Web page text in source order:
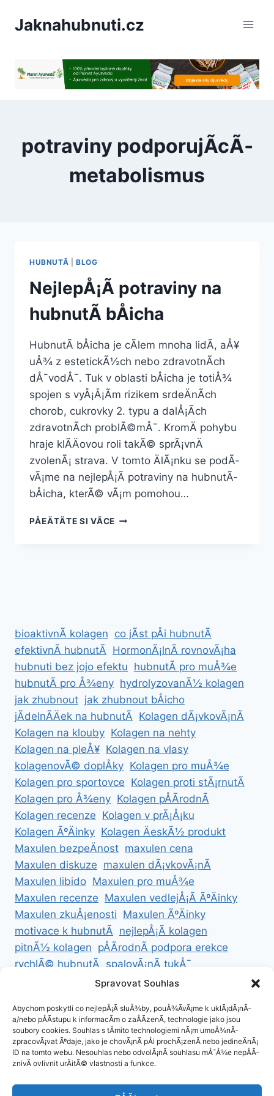
Jaknahubnuti.cz
potraviny podporujÃ­cÃ­
metabolismus
HUBNUTÃ­ BLOG
NejlepÅ¡Ã­ potraviny na
hubnutÃ­ bÅicha
HubnutÃ­ bÅicha je cÃ­lem mnoha lidÃ­, aÅ¥
uÅ¾ z estetickÃ½ch nebo zdravotnÃ­ch
dÅ¯vodÅ¯. Tuk v oblasti bÅicha je totiÅ¾
spojen s vyÅ¡Å¡Ã­m rizikem srdeÄnÃ­ch
chorob, cukrovky 2. typu a dalÅ¡Ã­ch
zdravotnÃ­ch problÃ©mÅ¯. KromÄ pohybu
hraje klÃ­Äovou roli takÃ© sprÃ¡vnÄ
zvolenÃ¡ strava. V tomto ÄlÃ¡nku se podÃ­
vÃ¡me na nejlepÅ¡Ã­ potraviny na hubnutÃ­
bÅicha, kterÃ© vÃ¡m pomohou…
PÅEÄTÄTE SI VÃ­CENEJLEPÅ¡Ã­
bioaktivnÃ­ kolagen co jÃ­st pÅi hubnutÃ­
efektivnÃ­ hubnutÃ­ HormonÃ¡lnÃ­ rovnovÃ¡ha
hubnuti bez jojo efektu hubnutÃ­ pro muÅ¾e
hubnutÃ­ pro Å¾eny hydrolyzovanÃ½ kolagen
jak zhubnout jak zhubnout bÅicho
jÃ­delnÃ­Äek na hubnutÃ­ Kolagen dÃ¡vkovÃ¡nÃ­
Kolagen na klouby Kolagen na nehty
Kolagen na pleÅ¥ Kolagen na vlasy
kolagenovÃ© doplÅky Kolagen pro muÅ¾e
Kolagen pro sportovce Kolagen proti stÃ¡rnutÃ­
Kolagen pro Å¾eny Kolagen pÅÃ­rodnÃ­
Kolagen recenze Kolagen v prÃ¡Å¡ku
Kolagen ÃºÄinky Kolagen ÄeskÃ½ produkt
Maxulen bezpeÄnost maxulen cena
Maxulen diskuze maxulen dÃ¡vkovÃ¡nÃ­
Maxulen libido Maxulen pro muÅ¾e
Maxulen recenze Maxulen vedlejÅ¡Ã­ ÃºÄinky
Maxulen zkuÅ¡enosti Maxulen ÃºÄinky
motivace k hubnutÃ­ nejlepÅ¡Ã­ kolagen
pitnÃ½ kolagen pÅÃ­rodnÃ­ podpora erekce
rychlÃ© hubnutÃ­ spalovÃ¡nÃ­ tukÅ¯
ZdravÃ© hubnutÃ­ ZdravÃ© recepty na hubnutÃ­
ZÃ¡sady cookies (EU)
Spravovat Souhlas
Abychom poskytli co nejlepÅ¡Ã­ sluÅ¾by, pouÅ¾Ã­vÃ¡me k uklÃ¡dÃ¡nÃ­
a/nebo pÅÃ­stupu k informacÃ­m o zaÅÃ­zenÃ­, technologie jako jsou
soubory cookies. Souhlas s tÄmito technologiemi nÃ¡m umoÅ¾nÃ­
zpracovÃ¡vat Ãºdaje, jako je chovÃ¡nÃ­ pÅi prochÃ¡zenÃ­ nebo jedineÄnÃ¡
ID na tomto webu. Nesouhlas nebo odvolÃ¡nÃ­ souhlasu mÅ¯Å¾e nepÅÃ­
znivÄ ovlivnit urÄitÃ© vlastnosti a funkce.